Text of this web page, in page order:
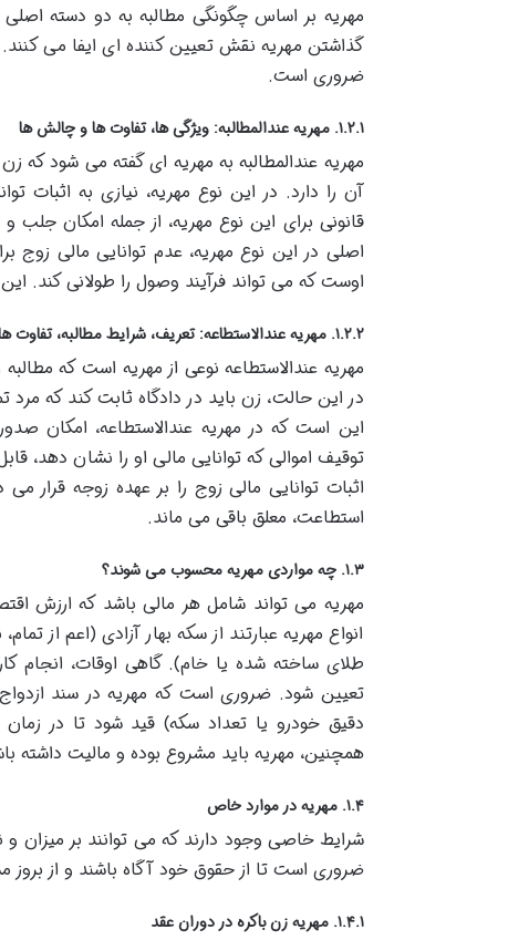
مهریه بر اساس چگونگی مطالبه به دو دسته
گذاشتن مهریه نقش تعیین کننده ای ایفا می
ضروری است.
۱.۲.۱. مهریه عندالمطالبه: ویژگی ها، تفاوت ها و چالش ها
مهریه عندالمطالبه به مهریه ای گفته می شود که
آن را دارد. در این نوع مهریه، نیازی به
اصلی در این نوع مهریه، عدم توانایی مالی
اوست که می تواند فرآیند وصول را طولانی کند.
۱.۲.۲. مهریه عندالاستطاعه: تعریف، شرایط مطالبه، تفاوت ها
مهریه عندالاستطاعه نوعی از مهریه است که
در این حالت، زن باید در دادگاه ثابت کند که مرد
این است که در مهریه عندالاستطاعه، امکان
توقیف اموالی که توانایی مالی او را نشان دهد،
اثبات توانایی مالی زوج را بر عهده زوجه
استطاعت، معلق باقی می ماند.
۱.۳. چه مواردی مهریه محسوب می شوند؟
مهریه می تواند شامل هر مالی باشد که ارزش
انواع مهریه عبارتند از سکه بهار آزادی (اعم از
طلای ساخته شده یا خام). گاهی اوقات، انجام
تعیین شود. ضروری است که مهریه در سند
دقیق خودرو یا تعداد سکه) قید شود تا در
همچنین، مهریه باید مشروع بوده و مالیت داشته
۱.۴. مهریه در موارد خاص
شرایط خاصی وجود دارند که می توانند بر میزان و
ضروری است تا از حقوق خود آگاه باشند و از بروز
۱.۴.۱. مهریه زن باکره در دوران عقد